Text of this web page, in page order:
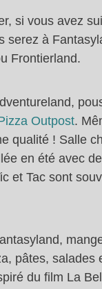
si vous avez
serez à
Frontierland.
Outpost.
qualité ! Salle
en été avec
et Tac sont
pâtes, salades
du film La